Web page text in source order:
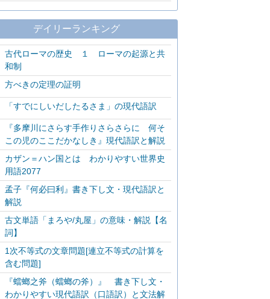
デイリーランキング
古代ローマの歴史 １ ローマの起源と共
和制
方べきの定理の証明
「すでにしいだしたるさま」の現代語訳
『多摩川にさらす手作りさらさらに 何そ
この児のここだかなしき』現代語訳と解説
カザン＝ハン国とは わかりやすい世界史
用語2077
孟子『何必曰利』書き下し文・現代語訳と
解説
古文単語「まろや/丸屋」の意味・解説【名
詞】
1次不等式の文章問題[連立不等式の計算を
含む問題]
『蟷螂之斧（蟷螂の斧）』 書き下し文・
わかりやすい現代語訳（口語訳）と文法解